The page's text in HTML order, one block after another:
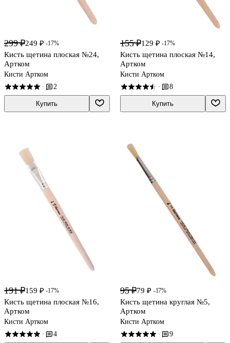
299 ₽249 ₽ -17%
Кисть щетина плоская №24,
Артком
Кисти Артком
· 2
Купить
155 ₽129 ₽ -17%
Кисть щетина плоская №14,
Артком
Кисти Артком
· 8
Купить
191 ₽159 ₽ -17%
Кисть щетина плоская №16,
Артком
Кисти Артком
· 4
95 ₽79 ₽ -17%
Кисть щетина круглая №5,
Артком
Кисти Артком
· 9